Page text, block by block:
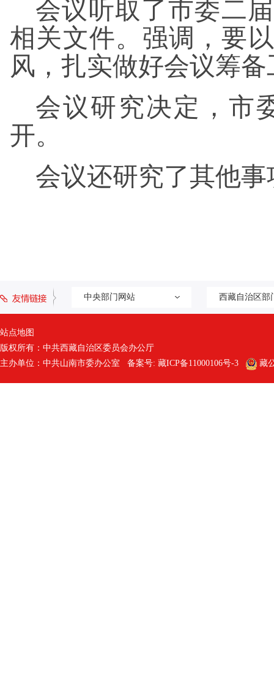
会议听取了市委二
相关文件。强调，要
风，扎实做好会议筹
会议研究决定，市
开。
会议还研究了其他事
中央部门网站 西藏自治区部
站点地图
版权所有：中共西藏自治区委员会办公厅
主办单位：中共山南市委办公室 备案号: 藏ICP备11000106号-3 藏